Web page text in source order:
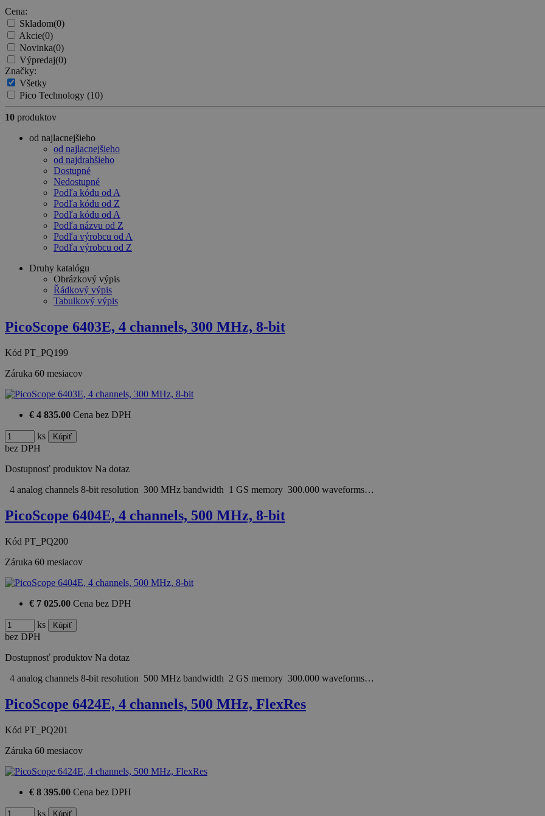
Cena:
Skladom(0)
Akcie(0)
Novinka(0)
Výpredaj(0)
Značky:
Všetky
Pico Technology (10)
10 produktov
od najlacnejšieho
od najlacnejšieho
od najdrahšieho
Dostupné
Nedostupné
Podľa kódu od A
Podľa kódu od Z
Podľa kódu od A
Podľa názvu od Z
Podľa výrobcu od A
Podľa výrobcu od Z
Druhy katalógu
Obrázkový výpis
Řádkový výpis
Tabulkový výpis
PicoScope 6403E, 4 channels, 300 MHz, 8-bit
Kód PT_PQ199
Záruka 60 mesiacov
€ 4 835.00 Cena bez DPH
ks
bez DPH
Dostupnosť produktov Na dotaz
4 analog channels 8-bit resolution 300 MHz bandwidth 1 GS memory 300.000 waveforms…
PicoScope 6404E, 4 channels, 500 MHz, 8-bit
Kód PT_PQ200
Záruka 60 mesiacov
€ 7 025.00 Cena bez DPH
ks
bez DPH
Dostupnosť produktov Na dotaz
4 analog channels 8-bit resolution 500 MHz bandwidth 2 GS memory 300.000 waveforms…
PicoScope 6424E, 4 channels, 500 MHz, FlexRes
Kód PT_PQ201
Záruka 60 mesiacov
€ 8 395.00 Cena bez DPH
ks